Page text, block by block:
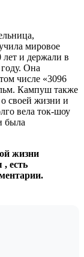
мировое
лет и держали в
Она
числе «3096
Кампуш также
своей жизни и
вела ток-шоу
была
жизни
есть